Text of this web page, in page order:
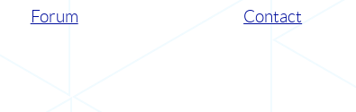
Forum Contact